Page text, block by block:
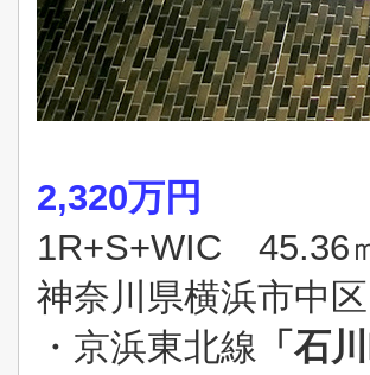
2,320万円
1R+S+WIC
神奈川県横浜市中
・京浜東北線 「石